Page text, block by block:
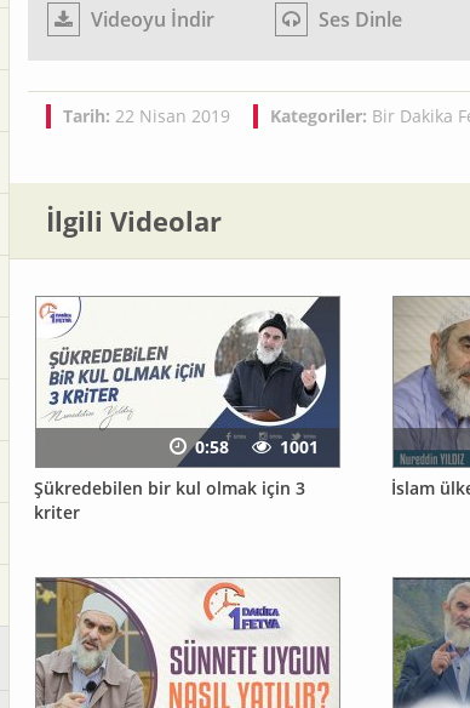
Videoyu İndir Ses Dinle
Tarih: 22 Nisan 2019 Kategoriler: Bir Dakika
İlgili Videolar
Şükredebilen bir kul olmak için 3
kriter
0:58
1001
İslam